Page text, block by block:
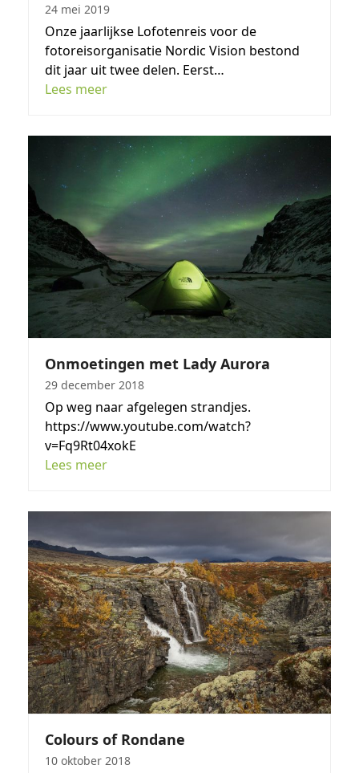
24 mei 2019
Onze jaarlijkse Lofotenreis voor de
fotoreisorganisatie Nordic Vision bestond
dit jaar uit twee delen. Eerst…
Lees meer
Onmoetingen met Lady Aurora
29 december 2018
Op weg naar afgelegen strandjes.
https://www.youtube.com/watch?
v=Fq9Rt04xokE
Lees meer
Colours of Rondane
10 oktober 2018